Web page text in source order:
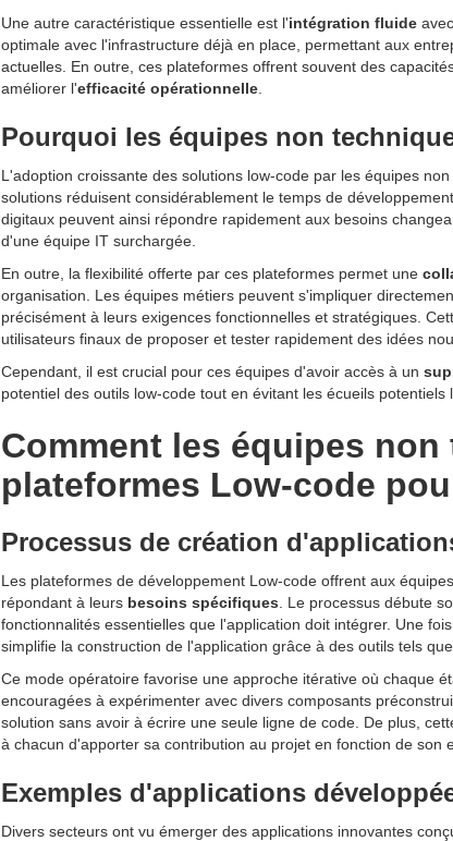
Une autre caractéristique essentielle est l'intégration fluide
optimale avec l'infrastructure déjà en place, permettant aux
actuelles. En outre, ces plateformes offrent souvent des
améliorer l'efficacité opérationnelle
Pourquoi les équipes non
L'adoption croissante des solutions low-code par les équipes
solutions réduisent considérablement le temps de
digitaux peuvent ainsi répondre rapidement aux besoins
d'une équipe IT surchargée.
En outre, la flexibilité offerte par ces plateformes permet une
organisation. Les équipes métiers peuvent s'impliquer
précisément à leurs exigences fonctionnelles et stratégiques.
utilisateurs finaux de proposer et tester rapidement des idées
Cependant, il est crucial pour ces équipes d'avoir accès à un
potentiel des outils low-code tout en évitant les écueils potentiels
Comment les équipes
plateformes Low-code
Processus de création
Les plateformes de développement Low-code offrent aux
répondant à leurs besoins spécifiques . Le processus débute
fonctionnalités essentielles que l'application doit intégrer. Une
simplifie la construction de l'application grâce à des outils tels
Ce mode opératoire favorise une approche itérative où chaque
encouragées à expérimenter avec divers composants
solution sans avoir à écrire une seule ligne de code. De plus,
à chacun d'apporter sa contribution au projet en fonction de son
Exemples d'applications
Divers secteurs ont vu émerger des applications innovantes